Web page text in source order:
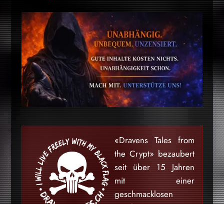
«Dravens Tales from
the Crypt» bezaubert
seit über 15 Jahren
mit einer
geschmacklosen